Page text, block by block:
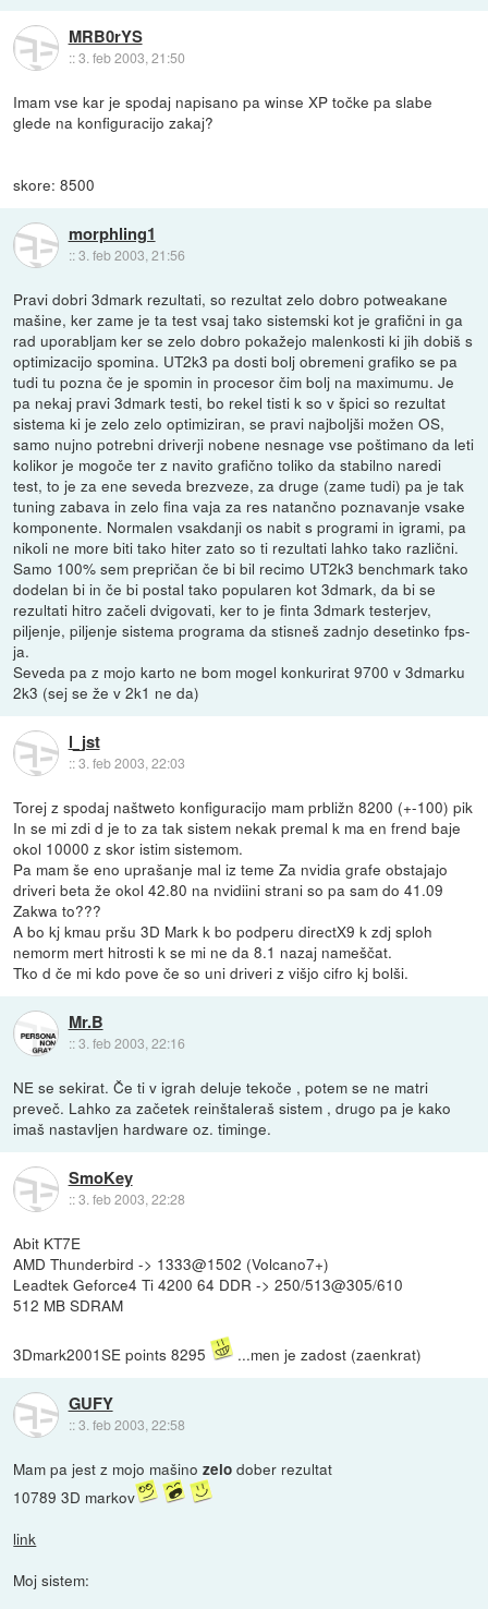
MRB0rYS
::3. feb 2003, 21:50
Imam vse kar je spodaj napisano pa winse XP točke pa slabe
glede na konfiguracijo zakaj?
skore: 8500
morphling1
::3. feb 2003, 21:56
Pravi dobri 3dmark rezultati, so rezultat zelo dobro potweakane
mašine, ker zame je ta test vsaj tako sistemski kot je grafični in ga
rad uporabljam ker se zelo dobro pokažejo malenkosti ki jih dobiš s
optimizacijo spomina. UT2k3 pa dosti bolj obremeni grafiko se pa
tudi tu pozna če je spomin in procesor čim bolj na maximumu. Je
pa nekaj pravi 3dmark testi, bo rekel tisti k so v špici so rezultat
sistema ki je zelo zelo optimiziran, se pravi najboljši možen OS,
samo nujno potrebni driverji nobene nesnage vse poštimano da leti
kolikor je mogoče ter z navito grafično toliko da stabilno naredi
test, to je za ene seveda brezveze, za druge (zame tudi) pa je tak
tuning zabava in zelo fina vaja za res natančno poznavanje vsake
komponente. Normalen vsakdanji os nabit s programi in igrami, pa
nikoli ne more biti tako hiter zato so ti rezultati lahko tako različni.
Samo 100% sem prepričan če bi bil recimo UT2k3 benchmark tako
dodelan bi in če bi postal tako popularen kot 3dmark, da bi se
rezultati hitro začeli dvigovati, ker to je finta 3dmark testerjev,
piljenje, piljenje sistema programa da stisneš zadnjo desetinko fps-
ja.
Seveda pa z mojo karto ne bom mogel konkurirat 9700 v 3dmarku
2k3 (sej se že v 2k1 ne da)
l_jst
::3. feb 2003, 22:03
Torej z spodaj naštweto konfiguracijo mam prbližn 8200 (+-100) pik
In se mi zdi d je to za tak sistem nekak premal k ma en frend baje
okol 10000 z skor istim sistemom.
Pa mam še eno uprašanje mal iz teme Za nvidia grafe obstajajo
driveri beta že okol 42.80 na nvidiini strani so pa sam do 41.09
Zakwa to???
A bo kj kmau pršu 3D Mark k bo podperu directX9 k zdj sploh
nemorm mert hitrosti k se mi ne da 8.1 nazaj nameščat.
Tko d če mi kdo pove če so uni driveri z višjo cifro kj bolši.
Mr.B
::3. feb 2003, 22:16
NE se sekirat. Če ti v igrah deluje tekoče , potem se ne matri
preveč. Lahko za začetek reinštaleraš sistem , drugo pa je kako
imaš nastavljen hardware oz. timinge.
SmoKey
::3. feb 2003, 22:28
Abit KT7E
AMD Thunderbird -> 1333@1502 (Volcano7+)
Leadtek Geforce4 Ti 4200 64 DDR -> 250/513@305/610
512 MB SDRAM
3Dmark2001SE points 8295 ...men je zadost (zaenkrat)
GUFY
::3. feb 2003, 22:58
Mam pa jest z mojo mašinozelo dober rezultat
10789 3D markov
link
Moj sistem: